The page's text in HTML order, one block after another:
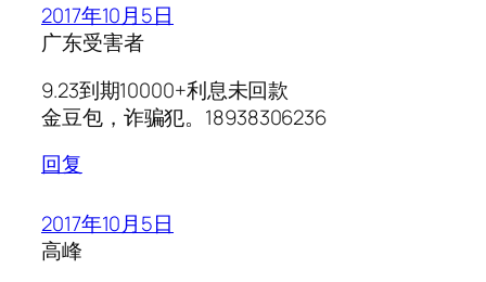
2017年10月5日
广东受害者
9.23到期10000+利息未回款
金豆包，诈骗犯。18938306236
回复
2017年10月5日
高峰